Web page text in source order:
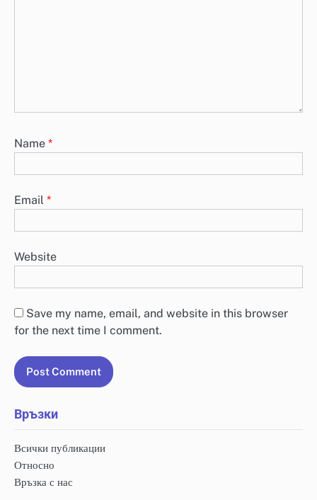
Name *
Email *
Website
Save my name, email, and website in this browser
for the next time I comment.
Връзки
Всички публикации
Относно
Връзка с нас